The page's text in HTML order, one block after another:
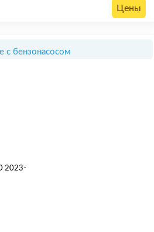
Цены
с бензонасосом
2023-